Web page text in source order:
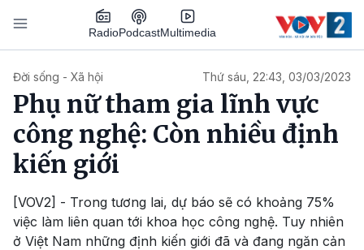
Nhảy đến nội dung
RadioPodcastMultimedia
Đời sống - Xã hội Thứ sáu, 22:43, 03/03/2023
Phụ nữ tham gia lĩnh vực
công nghệ: Còn nhiều định
kiến giới
[VOV2] - Trong tương lai, dự báo sẽ có khoảng 75%
việc làm liên quan tới khoa học công nghệ. Tuy nhiên
ở Việt Nam những định kiến giới đã và đang ngăn cản